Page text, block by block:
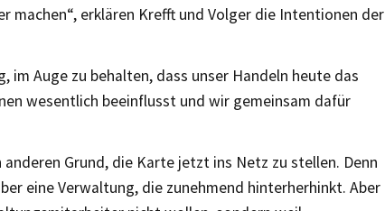
machen“, erklären Krefft und Volger die Intentionen der
im Auge zu behalten, dass unser Handeln heute das
wesentlich beeinflusst und wir gemeinsam dafür
anderen Grund, die Karte jetzt ins Netz zu stellen. Denn
eine Verwaltung, die zunehmend hinterherhinkt. Aber